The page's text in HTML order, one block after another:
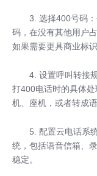
3. 选择400号码
码，在没有其他用户
如果需要更具商业标
4. 设置呼叫转接
打400电话时的具体
机、座机，或者转成
5. 配置云电话系
统，包括语音信箱、
稳定。